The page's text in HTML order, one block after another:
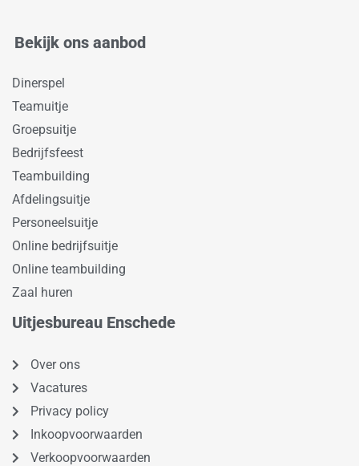
Bekijk ons aanbod
Dinerspel
Teamuitje
Groepsuitje
Bedrijfsfeest
Teambuilding
Afdelingsuitje
Personeelsuitje
Online bedrijfsuitje
Online teambuilding
Zaal huren
Uitjesbureau Enschede
Over ons
Vacatures
Privacy policy
Inkoopvoorwaarden
Verkoopvoorwaarden